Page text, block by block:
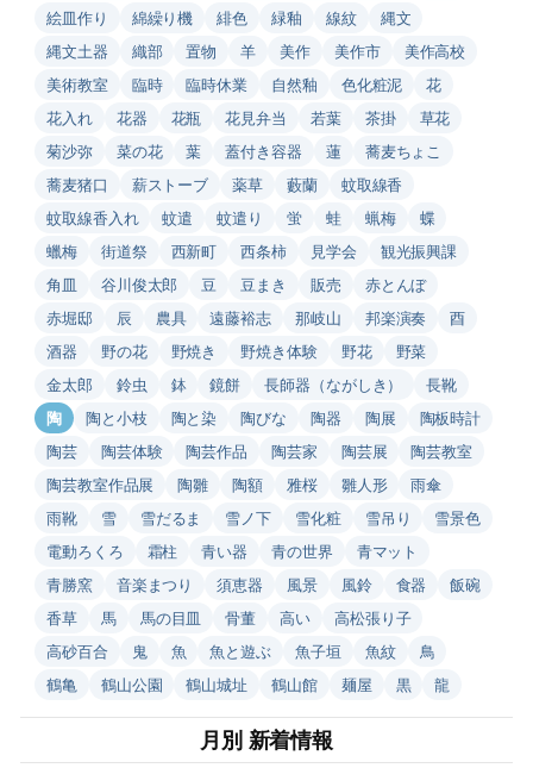
絵皿作り
綿繰り機 緋色 緑釉 線紋
縄文
縄文土器
織部 置物 羊 美作 美作市
美作高校
美術教室
臨時 臨時休業 自然釉 色化粧泥
花
花入れ
花器 花瓶 花見弁当 若葉 茶掛
草花
菊沙弥
菜の花 葉 蓋付き容器 蓮
蕎麦ちょこ
蕎麦猪口
薪ストーブ 薬草 藪蘭
蚊取線香
蚊取線香入れ
蚊遣 蚊遣り 蛍 蛙 蝋梅
蝶
蠟梅
街道祭 西新町 西条柿 見学会
観光振興課
角皿
谷川俊太郎 豆 豆まき 販売
赤とんぼ
赤堀邸
辰 農具 遠藤裕志 那岐山 邦楽演奏
酉
酒器
野の花 野焼き 野焼き体験 野花
野菜
金太郎
鈴虫 鉢 鏡餅 長師器（ながしき）
長靴
陶
陶と小枝 陶と染 陶びな 陶器 陶展
陶板時計
陶芸
陶芸体験 陶芸作品 陶芸家 陶芸展
陶芸教室
陶芸教室作品展
陶雛 陶額 雅桜 雛人形
雨傘
雨靴
雪 雪だるま 雪ノ下 雪化粧 雪吊り
雪景色
電動ろくろ
霜柱 青い器 青の世界
青マット
青勝窯
音楽まつり 須恵器 風景 風鈴 食器
飯碗
香草
馬 馬の目皿 骨董 高い
高松張り子
高砂百合
鬼 魚 魚と遊ぶ 魚子垣 魚紋
鳥
鶴亀
鶴山公園 鶴山城址 鶴山館 麺屋 黒 龍
月別 新着情報